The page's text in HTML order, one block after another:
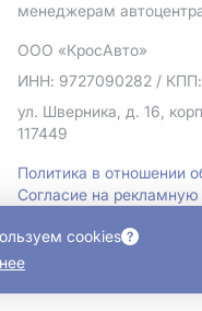
менеджерам
ООО «КросАвто»
ИНН: 9727090282 / КПП:
ул. Шверника, д. 16,
117449
Политика в отношении
Согласие на
cookies